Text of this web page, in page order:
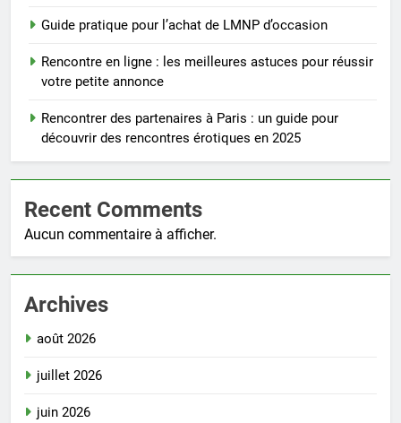
Guide pratique pour l’achat de LMNP d’occasion
Rencontre en ligne : les meilleures astuces pour réussir
votre petite annonce
Rencontrer des partenaires à Paris : un guide pour
découvrir des rencontres érotiques en 2025
Recent Comments
Aucun commentaire à afficher.
Archives
août 2026
juillet 2026
juin 2026